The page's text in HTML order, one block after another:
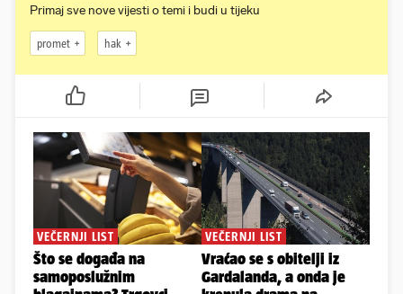
Primaj sve nove vijesti o temi i budi u tijeku
promet hak